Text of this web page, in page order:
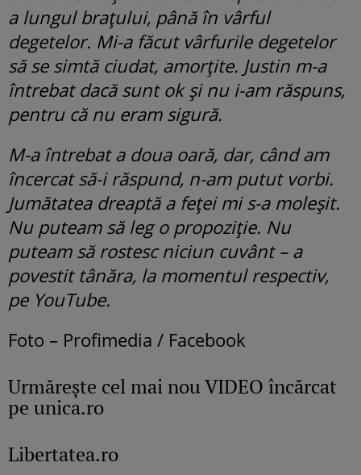
a lungul brațului, până în vârful
degetelor. Mi-a făcut vârfurile degetelor
să se simtă ciudat, amorțite. Justin m-a
întrebat dacă sunt ok și nu i-am răspuns,
pentru că nu eram sigură.
M-a întrebat a doua oară, dar, când am
încercat să-i răspund, n-am putut vorbi.
Jumătatea dreaptă a feței mi s-a moleșit.
Nu puteam să leg o propoziție. Nu
puteam să rostesc niciun cuvânt – a
povestit tânăra, la momentul respectiv,
pe YouTube.
Foto – Profimedia / Facebook
Urmăreşte cel mai nou VIDEO încărcat
pe unica.ro
Libertatea.ro